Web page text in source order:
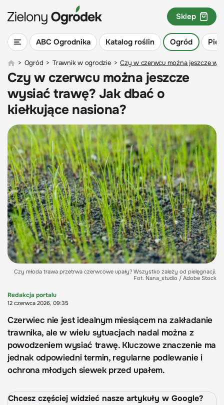
ABC Ogrodnika Katalog roślin Ogród
Sklep
> Ogród > Trawnik w ogrodzie > Czy w czerwcu można jeszcze
Czy w czerwcu można jeszcze
wysiać trawę? Jak dbać o
kiełkujące nasiona?
Czy młoda trawa przetrwa czerwcowe upały? Wszystko zależy od pielęgnacji.
Fot. Nana_studio / Adobe Stock
Redakcja portalu
12 czerwca 2026, 09:35
Czerwiec nie jest idealnym miesiącem na zakładanie
trawnika, ale w wielu sytuacjach nadal można z
powodzeniem wysiać trawę. Kluczowe znaczenie ma
jednak odpowiedni termin, regularne podlewanie i
ochrona młodych siewek przed upałem.
Chcesz częściej widzieć nasze artykuły w Google?